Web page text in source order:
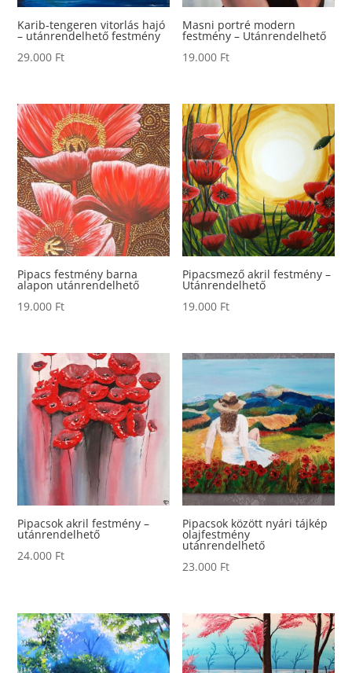
Karib-tengeren vitorlás hajó
– utánrendelhető festmény
29.000 Ft
Masni portré modern
festmény – Utánrendelhető
19.000 Ft
Pipacs festmény barna
alapon utánrendelhető
19.000 Ft
Pipacsmező akril festmény –
Utánrendelhető
19.000 Ft
Pipacsok akril festmény –
utánrendelhető
24.000 Ft
Pipacsok között nyári tájkép
olajfestmény
utánrendelhető
23.000 Ft